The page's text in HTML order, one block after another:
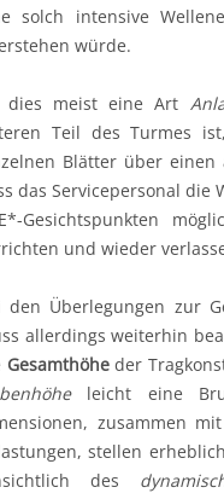
solch intensive
würde.
dies meist eine Art
Teil des Turmes
Blätter über einen
das Servicepersonal die
Gesichtspunkten
und wieder
den Überlegungen zur
allerdings weiterhin
Gesamthöheder
leicht eine
zusammen
stellen
des